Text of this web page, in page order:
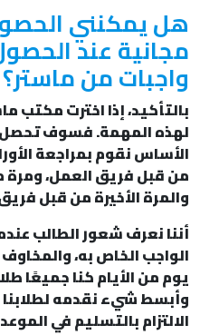
هل يمكنني
مجانية عند
واجبات من ماستر؟
بالتأكيد، إذا اخترت مكتب
لهذه المهمة. فسوف تحصل
الأساس نقوم بمراجعة
من قبل فريق العمل،
والمرة الأخيرة من قبل
أننا نعرف شعور الطالب
الواجب الخاص به، والمخاوف
يوم من الأيام كنا جميعًا
وأبسط شيء نقدمه لطلابنا
الالتزام بالتسليم في